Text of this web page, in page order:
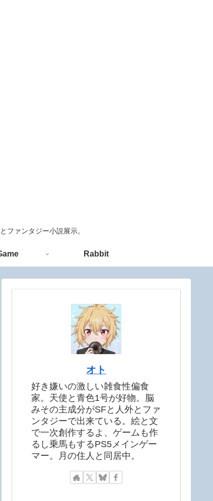
ファンタジー小説展示。
Rabbit
オト
好き嫌いの激しい雑食性偏食
家。天使と青色1号が好物。脳
みその主成分がSFと人外とファ
ンタジーで出来ている。絵と文
で一次創作するよ、ゲームも作
るし乗馬もするPS5メインゲー
マー。月の住人と同居中。